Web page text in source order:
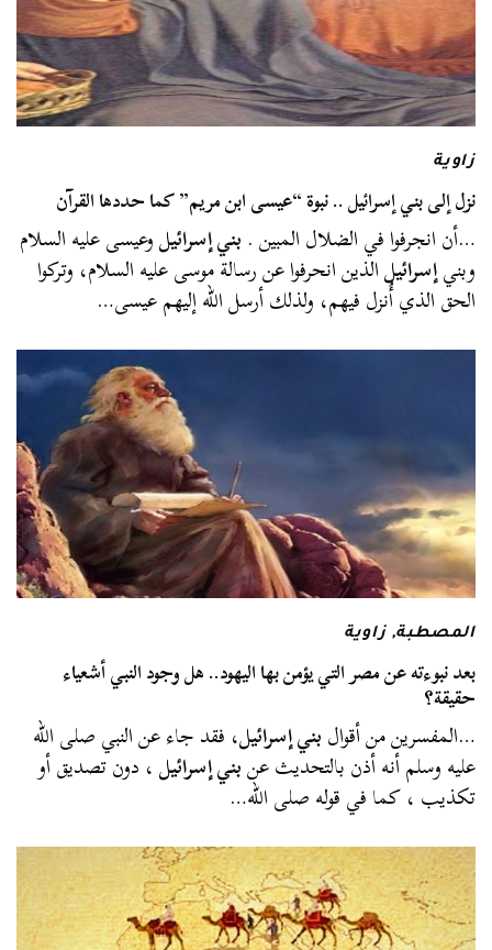
زاوية
نزل إلى بني إسرائيل .. نبوة “عيسى ابن مريم” كما حددها القرآن
…أن انجرفوا في الضلال المبين . بني إسرائيلوعيسى عليه السلام
وبنيإسرائيلالذين انحرفوا عن رسالة موسى عليه السلام، وتركوا
الحق الذي أُنزل فيهم، ولذلك أرسل الله إليهم عيسى…
المصطبة, زاوية
بعد نبوءته عن مصر التي يؤمن بها اليهود.. هل وجود النبي أشعياء
حقيقة؟
…المفسرين من أقوالبني إسرائيل، فقد جاء عن النبي صلى الله
عليه وسلم أنه أذن بالتحديث عنبني إسرائيل، دون تصديق أو
تكذيب ، كما في قوله صلى الله…